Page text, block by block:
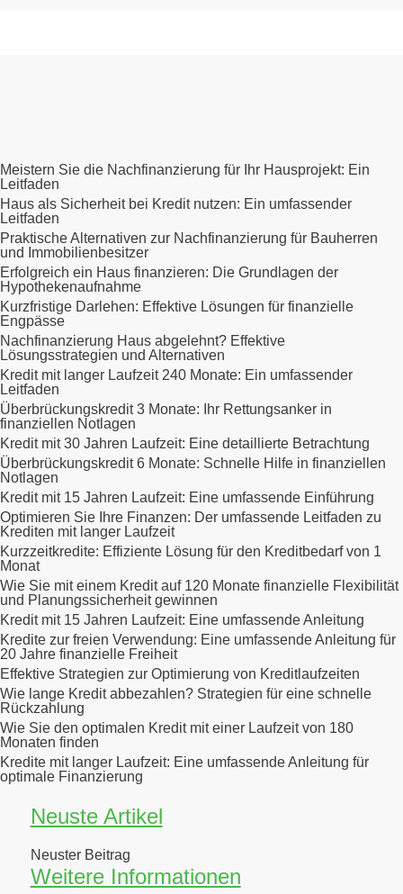
Meistern Sie die Nachfinanzierung für Ihr Hausprojekt: Ein
Leitfaden
Haus als Sicherheit bei Kredit nutzen: Ein umfassender
Leitfaden
Praktische Alternativen zur Nachfinanzierung für Bauherren
und Immobilienbesitzer
Erfolgreich ein Haus finanzieren: Die Grundlagen der
Hypothekenaufnahme
Kurzfristige Darlehen: Effektive Lösungen für finanzielle
Engpässe
Nachfinanzierung Haus abgelehnt? Effektive
Lösungsstrategien und Alternativen
Kredit mit langer Laufzeit 240 Monate: Ein umfassender
Leitfaden
Überbrückungskredit 3 Monate: Ihr Rettungsanker in
finanziellen Notlagen
Kredit mit 30 Jahren Laufzeit: Eine detaillierte Betrachtung
Überbrückungskredit 6 Monate: Schnelle Hilfe in finanziellen
Notlagen
Kredit mit 15 Jahren Laufzeit: Eine umfassende Einführung
Optimieren Sie Ihre Finanzen: Der umfassende Leitfaden zu
Krediten mit langer Laufzeit
Kurzzeitkredite: Effiziente Lösung für den Kreditbedarf von 1
Monat
Wie Sie mit einem Kredit auf 120 Monate finanzielle Flexibilität
und Planungssicherheit gewinnen
Kredit mit 15 Jahren Laufzeit: Eine umfassende Anleitung
Kredite zur freien Verwendung: Eine umfassende Anleitung für
20 Jahre finanzielle Freiheit
Effektive Strategien zur Optimierung von Kreditlaufzeiten
Wie lange Kredit abbezahlen? Strategien für eine schnelle
Rückzahlung
Wie Sie den optimalen Kredit mit einer Laufzeit von 180
Monaten finden
Kredite mit langer Laufzeit: Eine umfassende Anleitung für
optimale Finanzierung
Neuste Artikel
Neuster Beitrag
Weitere Informationen